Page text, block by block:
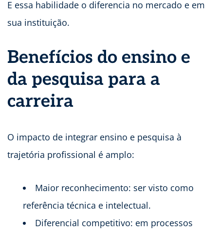
E essa habilidade o diferencia no mercado e em
sua instituição.
Benefícios do ensino e
da pesquisa para a
carreira
O impacto de integrar ensino e pesquisa à
trajetória profissional é amplo:
Maior reconhecimento: ser visto como
referência técnica e intelectual.
Diferencial competitivo: em processos